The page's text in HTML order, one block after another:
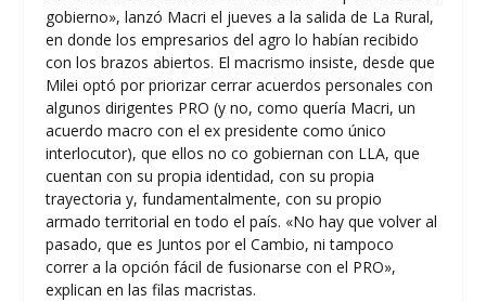
gobierno», lanzó Macri el jueves a la salida de La Rural,
en donde los empresarios del agro lo habían recibido
con los brazos abiertos. El macrismo insiste, desde que
Milei optó por priorizar cerrar acuerdos personales con
algunos dirigentes PRO (y no, como quería Macri, un
acuerdo macro con el ex presidente como único
interlocutor), que ellos no co gobiernan con LLA, que
cuentan con su propia identidad, con su propia
trayectoria y, fundamentalmente, con su propio
armado territorial en todo el país. «No hay que volver al
pasado, que es Juntos por el Cambio, ni tampoco
correr a la opción fácil de fusionarse con el PRO»,
explican en las filas macristas.